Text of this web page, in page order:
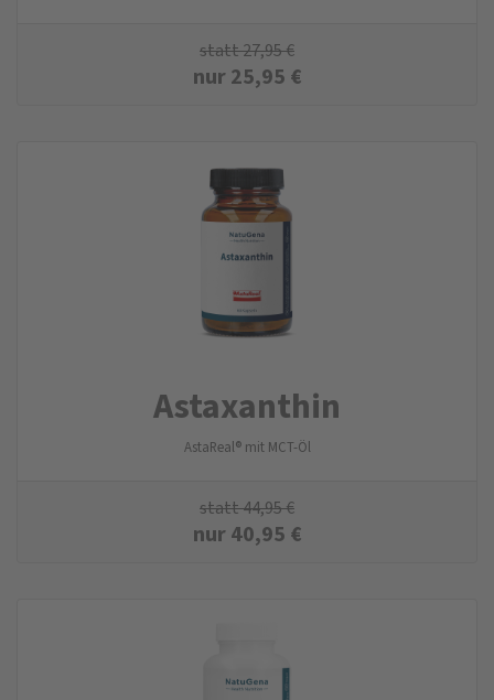
statt27,95€
nur25,95 €
Astaxanthin
AstaReal® mit MCT-Öl
statt44,95€
nur40,95 €